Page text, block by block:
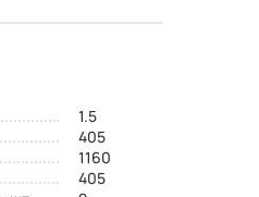
1.5
405
1160
405